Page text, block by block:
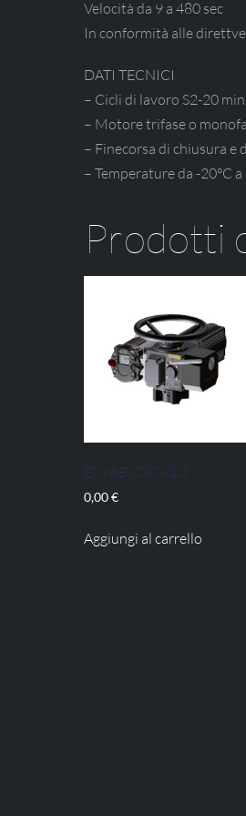
Velocità da 9 a 480 sec
In conformità alle
DATI TECNICI
– Cicli di lavoro S2-20 min
– Motore trifase o
– Finecorsa di chiusura e
– Temperature da -20°C a
Prodotti
EX rAB CSC V1.2
0,00€
Aggiungi al carrello